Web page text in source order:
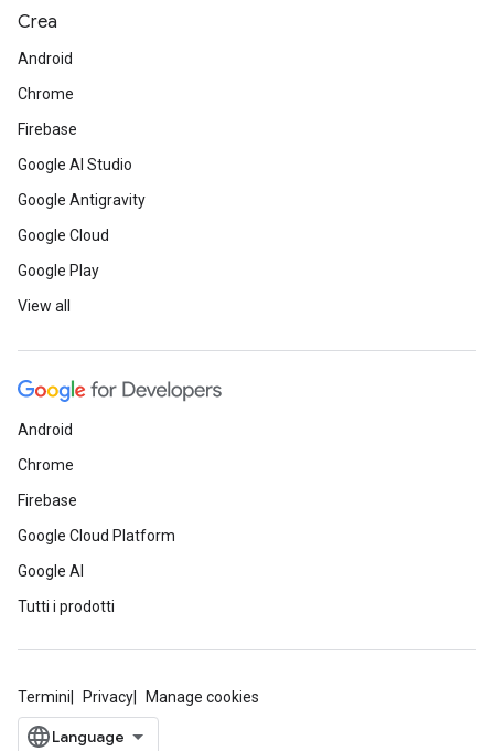
Crea
Android
Chrome
Firebase
Google AI Studio
Google Antigravity
Google Cloud
Google Play
View all
Android
Chrome
Firebase
Google Cloud Platform
Google AI
Tutti i prodotti
Termini Privacy Manage cookies